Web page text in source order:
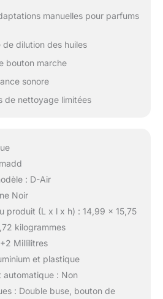
évoque de beaux
consacre à fournir
une expérience
quotidienne
manuelles pour parfums
dilution des huiles
bouton marche
sonore
de nettoyage limitées
: D-Air
Noir
produit (L x l x h) : 14,99 x 15,75
kilogrammes
Millilitres
et plastique
automatique : Non
: Double buse, bouton de